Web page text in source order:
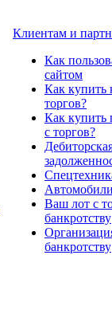
Клиентам и
Как
сайтом
Как купить
торгов?
Как купить
с торгов?
Автомобили
Ваш лот с
банкротству
банкротству